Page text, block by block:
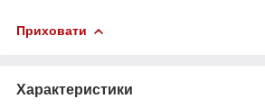
Приховати
Характеристики